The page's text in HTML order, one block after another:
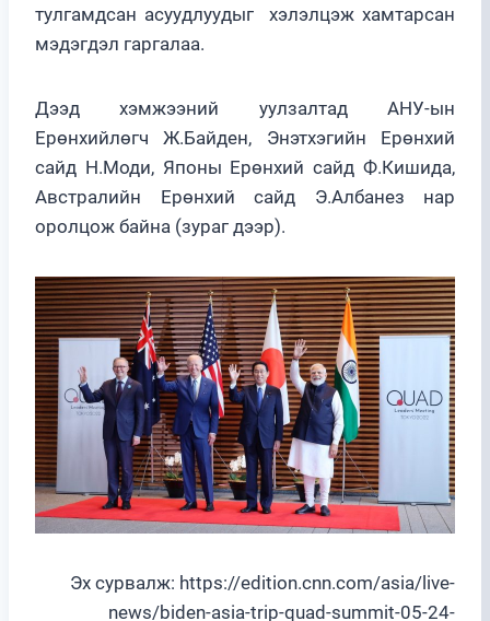
тулгамдсан асуудлуудыг хэлэлцэж хамтарсан
мэдэгдэл гаргалаа.
Дээд хэмжээний уулзалтад АНУ-ын
Ерөнхийлөгч Ж.Байден, Энэтхэгийн Ерөнхий
сайд Н.Моди, Японы Ерөнхий сайд Ф.Кишида,
Австралийн Ерөнхий сайд Э.Албанез нар
оролцож байна (зураг дээр).
Эх сурвалж: https://edition.cnn.com/asia/live-
news/biden-asia-trip-quad-summit-05-24-